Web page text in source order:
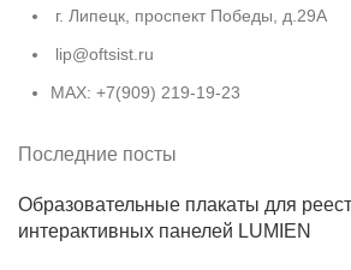
г. Липецк, проспект Победы, д.29А
lip@oftsist.ru
МАХ: +7(909) 219-19-23
Последние посты
Образовательные плакаты для
интерактивных панелей LUMIEN